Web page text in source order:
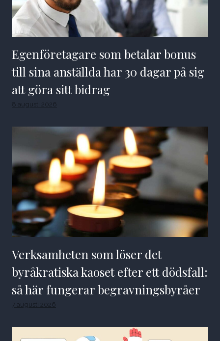
Egenföretagare som betalar bonus
till sina anställda har 30 dagar på sig
att göra sitt bidrag
8 augusti 2026
Verksamheten som löser det
byråkratiska kaoset efter ett dödsfall:
så här fungerar begravningsbyråer
7 augusti 2026